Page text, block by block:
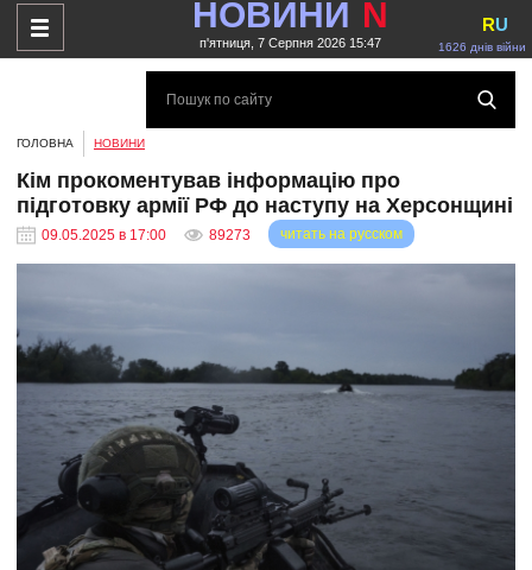
НОВИНИ N
п'ятниця, 7 Серпня 2026 15:47 1626 днів війни
RU
ГОЛОВНА НОВИНИ
Кім прокоментував інформацію про
підготовку армії РФ до наступу на Херсонщині
09.05.2025 в 17:00 89273 читать на русском